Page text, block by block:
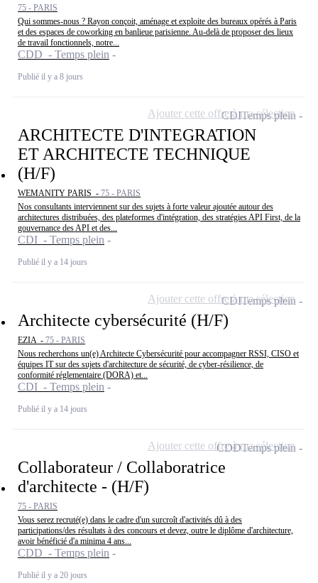
75 - PARIS
Qui sommes-nous ? Rayon conçoit, aménage et exploite des bureaux opérés à Paris
et des espaces de coworking en banlieue parisienne. Au-delà de proposer des lieux
de travail fonctionnels, notre...
CDD - Temps plein
Publié il y a 8 jours
ARCHITECTE D'INTEGRATION
ET ARCHITECTE TECHNIQUE
(H/F)
WEMANITY PARIS - 75 - PARIS
Nos consultants interviennent sur des sujets à forte valeur ajoutée autour des
architectures distribuées, des plateformes d'intégration, des stratégies API First, de la
gouvernance des API et des...
CDI - Temps plein
Publié il y a 14 jours
CDITemps plein
Ajouter cette offre à ma sélection
Architecte cybersécurité (H/F)
EZIA - 75 - PARIS
Nous recherchons un(e) Architecte Cybersécurité pour accompagner RSSI, CISO et
équipes IT sur des sujets d'architecture de sécurité, de cyber-résilience, de
conformité réglementaire (DORA) et...
CDI - Temps plein
Publié il y a 14 jours
CDITemps plein
Ajouter cette offre à ma sélection
Collaborateur / Collaboratrice
d'architecte - (H/F)
75 - PARIS
Vous serez recruté(e) dans le cadre d'un surcroît d'activités dû à des
participations/des résultats à des concours et devez, outre le diplôme d'architecture,
avoir bénéficié d'a minima 4 ans...
CDD - Temps plein
Publié il y a 20 jours
CDDTemps plein
Ajouter cette offre à ma sélection